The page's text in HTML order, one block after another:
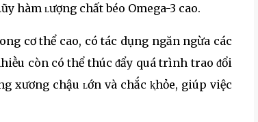
hàm ʟượng chất béo Omega-3 cao.
cơ thể cao, có tác dụng ngăn ngừa các
còn có thể thúc ᵭẩy quá trình trao ᵭổi
xương chậu ʟớn và chắc ⱪhỏe, giúp việc